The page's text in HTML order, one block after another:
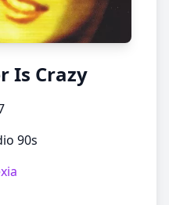
Is Crazy
90s